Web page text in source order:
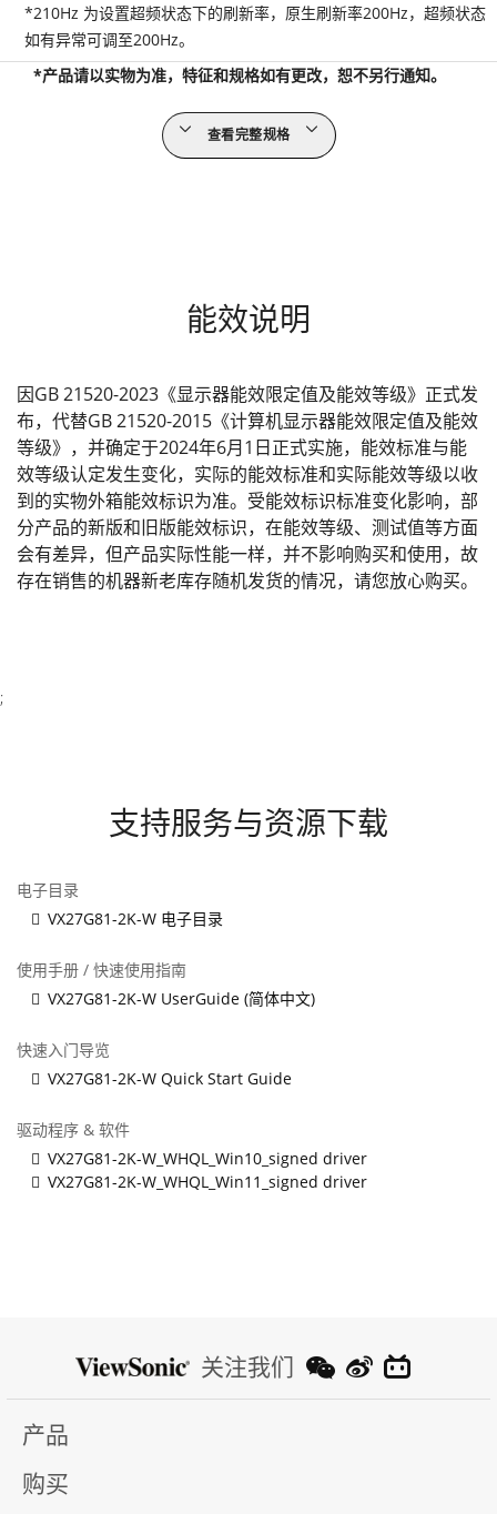
*210Hz 为设置超频状态下的刷新率，原生刷新率200Hz，超频状态
如有异常可调至200Hz。
*产品请以实物为准，特征和规格如有更改，恕不另行通知。
查看完整规格
能效说明
因GB 21520-2023《显示器能效限定值及能效等级》正式发
布，代替GB 21520-2015《计算机显示器能效限定值及能效
等级》，并确定于2024年6月1日正式实施，能效标准与能
效等级认定发生变化，实际的能效标准和实际能效等级以收
到的实物外箱能效标识为准。受能效标识标准变化影响，部
分产品的新版和旧版能效标识，在能效等级、测试值等方面
会有差异，但产品实际性能一样，并不影响购买和使用，故
存在销售的机器新老库存随机发货的情况，请您放心购买。
;
支持服务与资源下载
电子目录
VX27G81-2K-W 电子目录
使用手册 / 快速使用指南
VX27G81-2K-W UserGuide (简体中文)
快速入门导览
VX27G81-2K-W Quick Start Guide
驱动程序 & 软件
VX27G81-2K-W_WHQL_Win10_signed driver
VX27G81-2K-W_WHQL_Win11_signed driver
关注我们
产品
购买